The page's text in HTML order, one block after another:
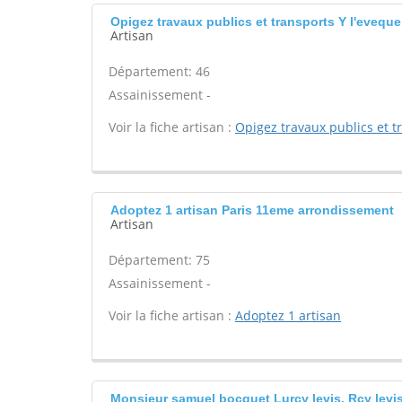
Opigez travaux publics et transports Y l'eveque
Artisan
Département: 46
Assainissement -
Voir la fiche artisan : Opigez travaux publics et
Adoptez 1 artisan Paris 11eme arrondissement
Artisan
Département: 75
Assainissement -
Voir la fiche artisan : Adoptez 1 artisan
Monsieur samuel bocquet Lurcy levis, Rcy levis